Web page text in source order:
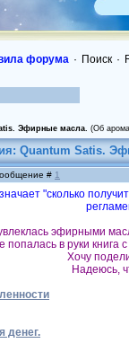
форума · Поиск ·
Эфирные масла. (Об
Quantum Satis.
# 1
"сколько
эфирными
попалась в руки
Хочу
Надеюсь,
денег.